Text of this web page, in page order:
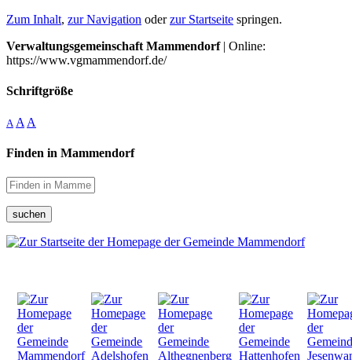
Zum Inhalt, zur Navigation oderzur Startseite springen.
Verwaltungsgemeinschaft Mammendorf| Online:
https://www.vgmammendorf.de/
Schriftgröße
A A A
Finden in Mammendorf
suchen